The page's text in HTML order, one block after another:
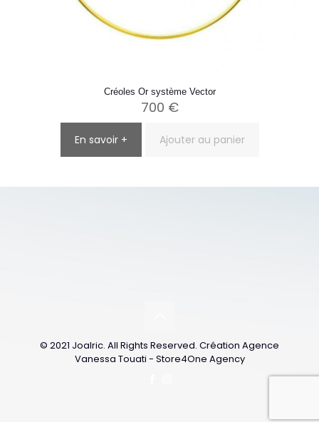
Créoles Or système Vector
700 €
En savoir + Ajouter au panier
© 2021 Joalric. All Rights Reserved. Création Agence
Vanessa Touati - Store4One Agency